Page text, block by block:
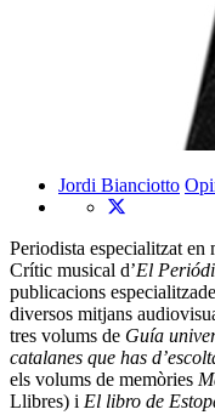
Jordi Bianciotto
Periodista especialitzat en
Crític musical d’El
publicacions
diversos mitjans
tres volums de Guía
catalanes que has
els volums de memòries
Llibres) i El libro de